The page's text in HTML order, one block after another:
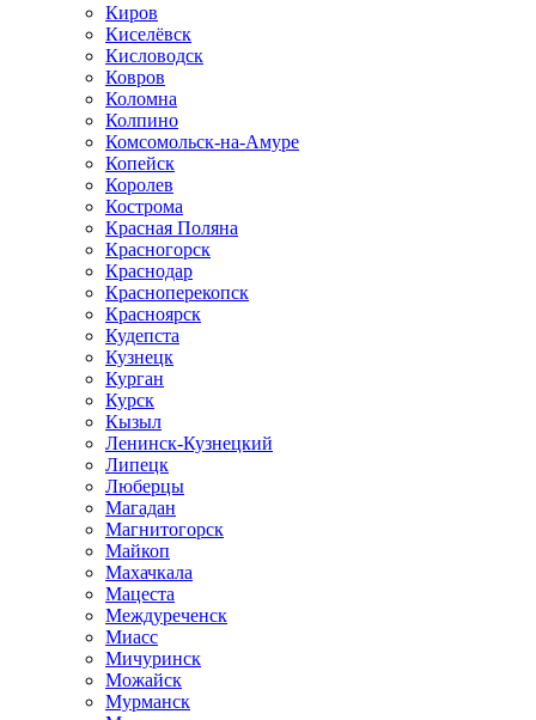
Киров
Киселёвск
Кисловодск
Ковров
Коломна
Колпино
Комсомольск-на-Амуре
Копейск
Королев
Кострома
Красная Поляна
Красногорск
Краснодар
Красноперекопск
Красноярск
Кудепста
Кузнецк
Курган
Курск
Кызыл
Ленинск-Кузнецкий
Липецк
Люберцы
Магадан
Магнитогорск
Майкоп
Махачкала
Мацеста
Междуреченск
Миасс
Мичуринск
Можайск
Мурманск